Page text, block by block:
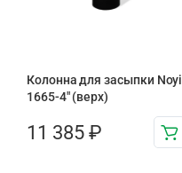
Колонна для засыпки Noyi
1665-4″ (верх)
11 385 ₽